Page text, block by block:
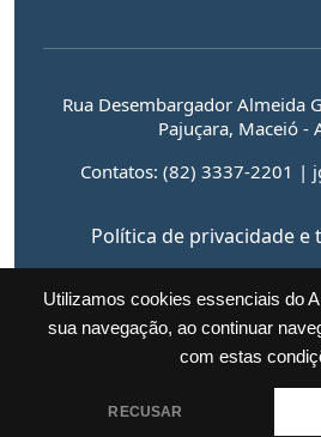
Utilizamos cookies essenciais do
sua navegação, ao continuar
com estas
RECUSAR
Rua Desembargador Almeida
Pajuçara, Maceió -
Contatos: (82) 3337-2201 |
Política de privacidade e
JGM Advogados © 2025 • Todos